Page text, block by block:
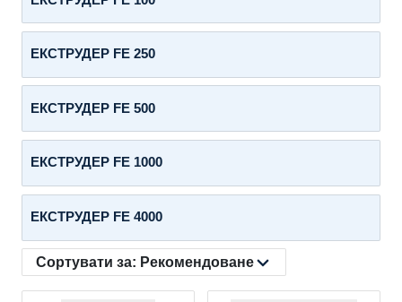
ЕКСТРУДЕР FE 250
ЕКСТРУДЕР FE 500
ЕКСТРУДЕР FE 1000
ЕКСТРУДЕР FE 4000
Сортувати за: Рекомендоване